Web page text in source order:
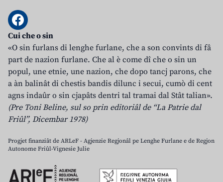
Cui che o sin
«O sin furlans di lenghe furlane, che a son convints di fâ
part de nazion furlane. Che al è come dî che o sin un
popul, une etnie, une nazion, che dopo tancj parons, che
a àn balinât di chestis bandis dilunc i secui, cumò di cent
agns indaûr o sin cjapâts dentri tal tramai dal Stât talian».
(Pre Toni Beline, sul so prin editoriâl de “La Patrie dal
Friûl”, Dicembar 1978)
Progjet finanziât de ARLeF - Agjenzie Regjonâl pe Lenghe Furlane e de Regjon
Autonome Friûl-Vignesie Julie